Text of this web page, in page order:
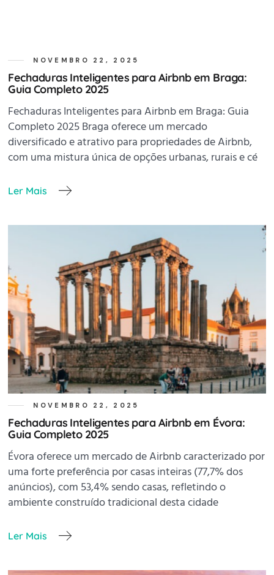
NOVEMBRO 22, 2025
Fechaduras Inteligentes para Airbnb em Braga:
Guia Completo 2025
Fechaduras Inteligentes para Airbnb em Braga: Guia
Completo 2025 Braga oferece um mercado
diversificado e atrativo para propriedades de Airbnb,
com uma mistura única de opções urbanas, rurais e cé
Ler Mais
NOVEMBRO 22, 2025
Fechaduras Inteligentes para Airbnb em Évora:
Guia Completo 2025
Évora oferece um mercado de Airbnb caracterizado por
uma forte preferência por casas inteiras (77,7% dos
anúncios), com 53,4% sendo casas, refletindo o
ambiente construído tradicional desta cidade
Ler Mais